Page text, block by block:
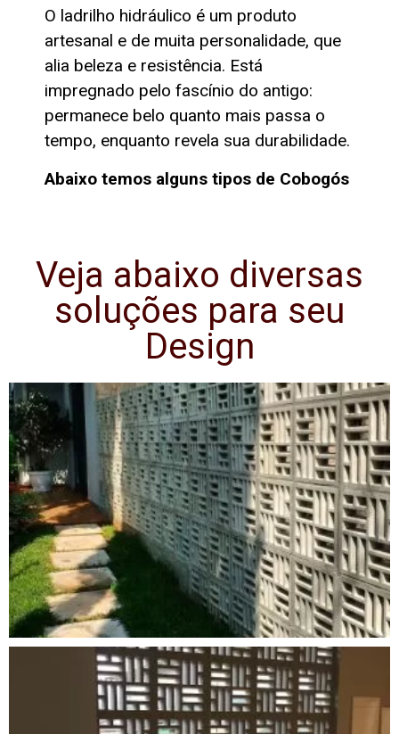
O ladrilho hidráulico é um produto
artesanal e de muita personalidade, que
alia beleza e resistência. Está
impregnado pelo fascínio do antigo:
permanece belo quanto mais passa o
tempo, enquanto revela sua durabilidade.
Abaixo temos alguns tipos de Cobogós
Veja abaixo diversas
soluções para seu
Design